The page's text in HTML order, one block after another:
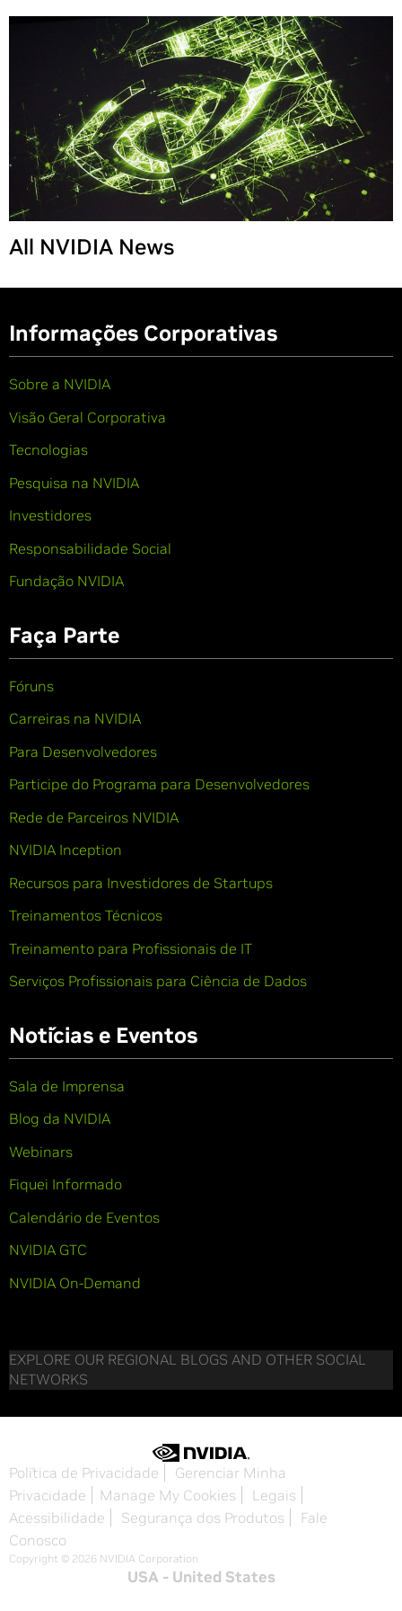
All NVIDIA News
Informações Corporativas
Sobre a NVIDIA
Visão Geral Corporativa
Tecnologias
Pesquisa na NVIDIA
Investidores
Responsabilidade Social
Fundação NVIDIA
Faça Parte
Fóruns
Carreiras na NVIDIA
Para Desenvolvedores
Participe do Programa para Desenvolvedores
Rede de Parceiros NVIDIA
NVIDIA Inception
Recursos para Investidores de Startups
Treinamentos Técnicos
Treinamento para Profissionais de IT
Serviços Profissionais para Ciência de Dados
Notícias e Eventos
Sala de Imprensa
Blog da NVIDIA
Webinars
Fiquei Informado
Calendário de Eventos
NVIDIA GTC
NVIDIA On-Demand
EXPLORE OUR REGIONAL BLOGS AND OTHER SOCIAL
NETWORKS
Política de Privacidade
Gerenciar Minha
Privacidade
Manage My Cookies
Legais
Acessibilidade
Segurança dos Produtos
Fale
Conosco
Copyright © 2026 NVIDIA Corporation
USA - United States